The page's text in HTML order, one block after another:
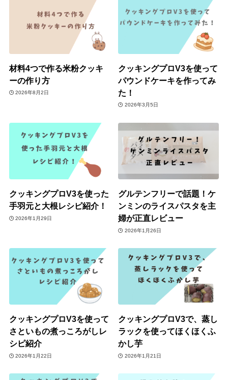
材料4つで作る米粉クッキ
ーの作り方
2026年8月2日
クッキングプロV3を使って
パウンドケーキを作ってみ
た！
2026年3月5日
クッキングプロV3を使った
手羽元と大根レシピ紹介！
2026年1月29日
グルテンフリーで話題！ケ
ンミンのライスパスタを主
婦が正直レビュー
2026年1月26日
クッキングプロV3を使って
さといもの煮っころがしレ
シピ紹介
2026年1月22日
クッキングプロV3で、蒸し
ラックを使ってほくほくふ
かし芋
2026年1月21日